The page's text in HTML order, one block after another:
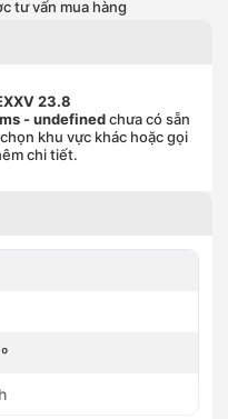
tư vấn mua hàng
23.8
- undefinedchưa có sẵn
khu vực khác hoặc gọi
chi tiết.